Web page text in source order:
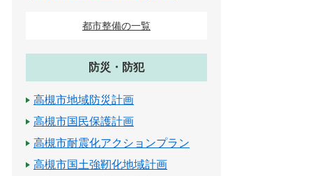
都市整備の一覧
防災・防犯
高槻市地域防災計画
高槻市国民保護計画
高槻市耐震化アクションプラン
高槻市国土強靭化地域計画